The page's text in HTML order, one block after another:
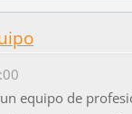
equipo de